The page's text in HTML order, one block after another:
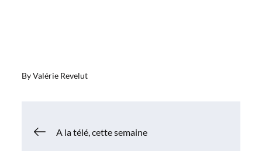
ByValérie Revelut
Navigation
A la télé, cette semaine